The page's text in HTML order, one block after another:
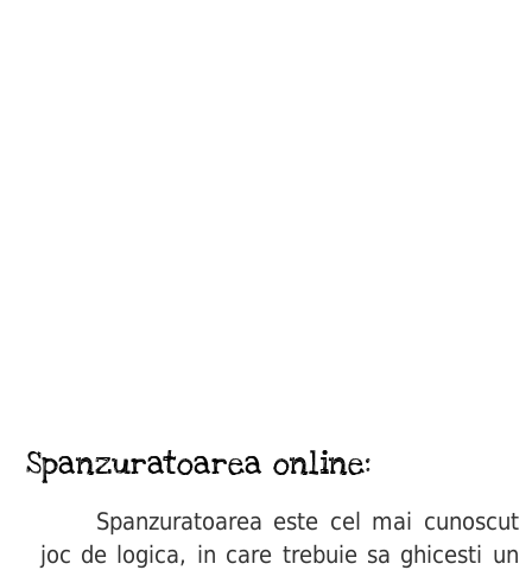
Spanzuratoarea online:
Spanzuratoarea este cel mai cunoscut
joc de logica, in care trebuie sa ghicesti un